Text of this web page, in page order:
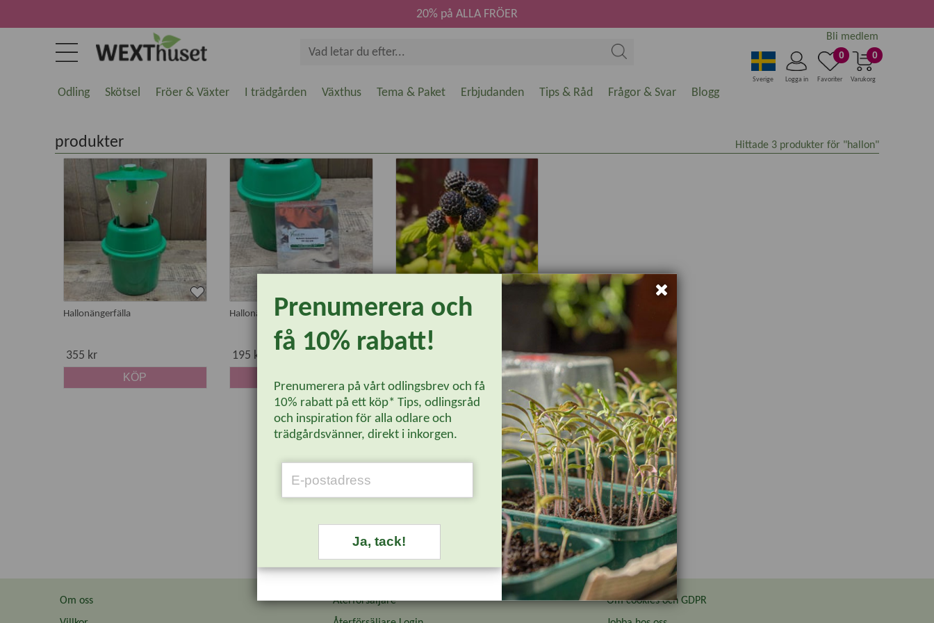
0
Varukorg
0
Favoriter
Logga in
Sverige
Bli medlem
20% på ALLA FRÖER
Odling Skötsel Fröer & Växter I trädgården Växthus Tema & Paket Erbjudanden Tips & Råd Frågor & Svar Blogg
produkter Hittade 3 produkter för "hallon"
Hallonängerfälla
355 kr
KÖP
Hallonänger doftämne
195 kr
Svarthallon 'Black Jewel'
Om oss
Återförsäljare
Om cookies och GDPR
Prenumerera och
få 10% rabatt!
Prenumerera på vårt odlingsbrev och få
10% rabatt på ett köp* Tips, odlingsråd
och inspiration för alla odlare och
trädgårdsvänner, direkt i inkorgen.
Ja, tack!